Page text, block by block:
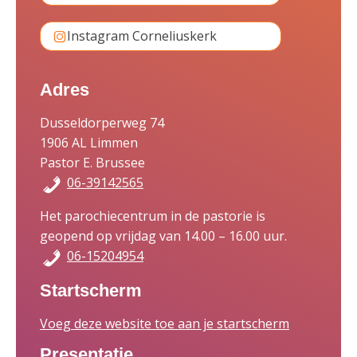
Instagram Corneliuskerk
Adres
Dusseldorperweg 74
1906 AL Limmen
Pastor E. Brussee
06-39142565
Het parochiecentrum in de pastorie is
geopend op vrijdag van 14.00 – 16.00 uur.
06-15204954
Startscherm
Voeg deze website toe aan je startscherm